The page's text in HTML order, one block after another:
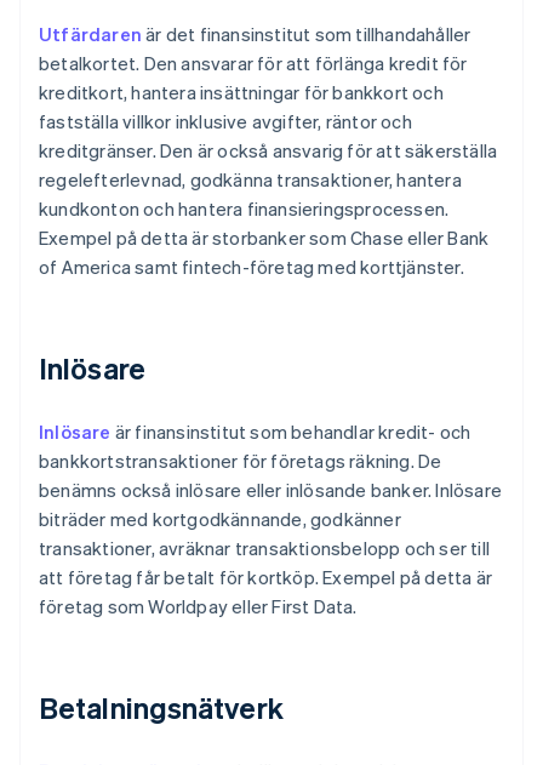
Utfärdaren är det finansinstitut som tillhandahåller
betalkortet. Den ansvarar för att förlänga kredit för
kreditkort, hantera insättningar för bankkort och
fastställa villkor inklusive avgifter, räntor och
kreditgränser. Den är också ansvarig för att säkerställa
regelefterlevnad, godkänna transaktioner, hantera
kundkonton och hantera finansieringsprocessen.
Exempel på detta är storbanker som Chase eller Bank
of America samt fintech-företag med korttjänster.
Inlösare
Inlösare är finansinstitut som behandlar kredit- och
bankkortstransaktioner för företags räkning. De
benämns också inlösare eller inlösande banker. Inlösare
biträder med kortgodkännande, godkänner
transaktioner, avräknar transaktionsbelopp och ser till
att företag får betalt för kortköp. Exempel på detta är
företag som Worldpay eller First Data.
Betalningsnätverk